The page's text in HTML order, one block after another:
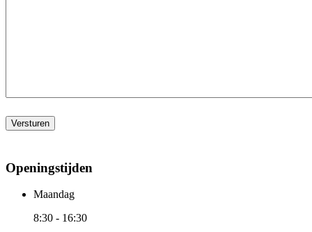
Versturen
Openingstijden
Maandag
8:30 - 16:30